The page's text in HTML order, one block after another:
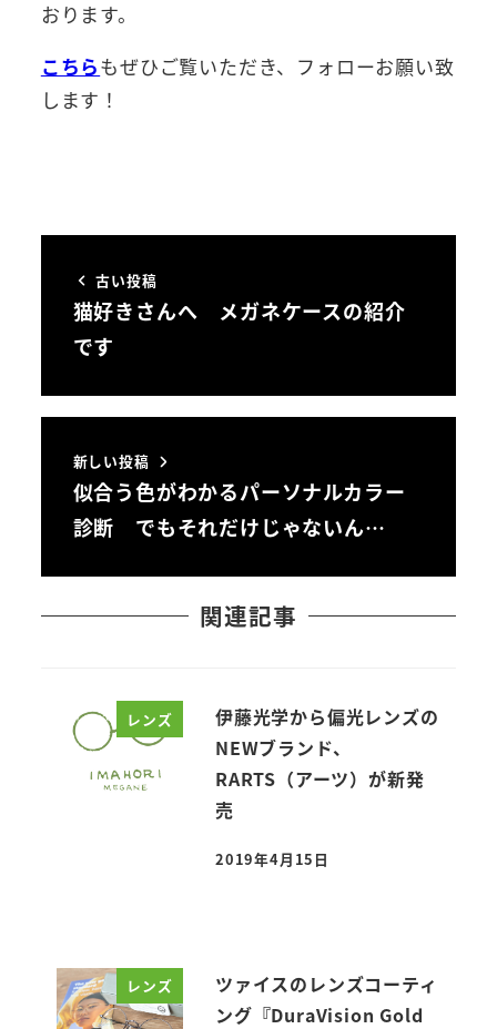
おります。
こちらもぜひご覧いただき、フォローお願い致
します！
古い投稿
猫好きさんへ メガネケースの紹介
です
新しい投稿
似合う色がわかるパーソナルカラー
診断 でもそれだけじゃないん…
関連記事
レンズ
伊藤光学から偏光レンズの
NEWブランド、
RARTS（アーツ）が新発
売
投稿日
2019年4月15日
レンズ
ツァイスのレンズコーティ
ング『DuraVision Gold